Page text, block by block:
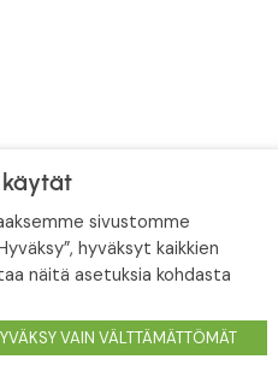
sivustomme
hyväksyt kaikkien
näitä asetuksia kohdasta
VAIN VÄLTTÄMÄTTÖMÄT